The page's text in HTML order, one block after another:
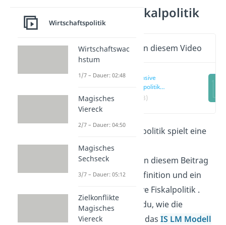
Expansive Fiskalpolitik
Wichtige Inhalte in diesem Video
Expansive
Fiskalpolitik
Definition
(00:13)
Die expansive Fiskalpolitik spielt eine
wichtige Rolle in der
Wirtschaftspolitik
. In diesem Beitrag
geben wir dir die Definition und ein
Beispiel für expansive Fiskalpolitik .
Außerdem erfährst du, wie die
Fiskalpolitik sich auf dasIS LM Modell
Wirtschaftspolitik
Wirtschaftswac
hstum
1/7 – Dauer: 02:48
Magisches
Viereck
2/7 – Dauer: 04:50
Magisches
Sechseck
3/7 – Dauer: 05:12
Zielkonflikte
Magisches
Viereck